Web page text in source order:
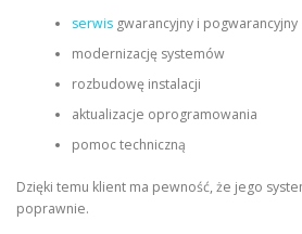
serwisgwarancyjny i pogwarancyjny
modernizację systemów
rozbudowę instalacji
aktualizacje oprogramowania
pomoc techniczną
Dzięki temu klient ma pewność, że jego
poprawnie.